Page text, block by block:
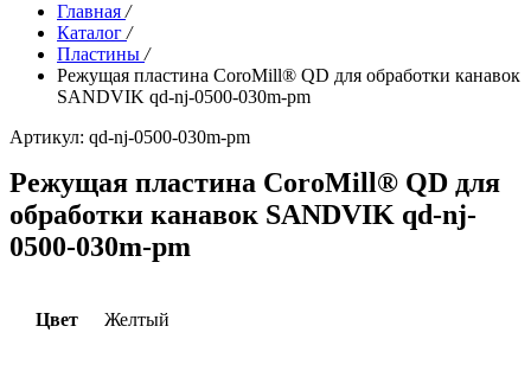
Главная /
Каталог /
Пластины /
Режущая пластина CoroMill® QD для обработки канавок
SANDVIK qd-nj-0500-030m-pm
Артикул: qd-nj-0500-030m-pm
Режущая пластина CoroMill® QD для
обработки канавок SANDVIK qd-nj-
0500-030m-pm
Цвет Желтый